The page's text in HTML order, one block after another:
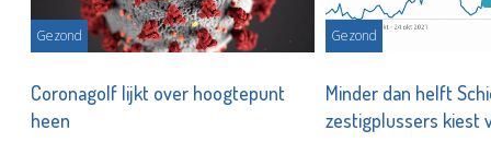
Gezond
Coronagolf lijkt over hoogtepunt
heen
Gezond
Minder dan helft
zestigplussers kiest